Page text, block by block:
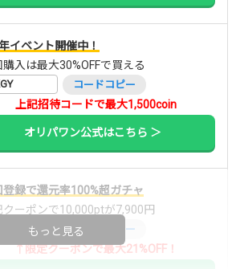
イベント開催中！
購入は最大30%OFFで買える
コードコピー
上記招待コードで最大1,500coin
オリパワン公式はこちら ＞
登録で還元率100%超ガチャ
クーポンで10,000ptが7,900円
コードコピー
↑限定クーポンで最大21%OFF！
もっと見る